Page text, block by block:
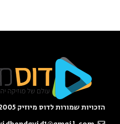
הזכויות שמורות לדוס מיוזיק 2005